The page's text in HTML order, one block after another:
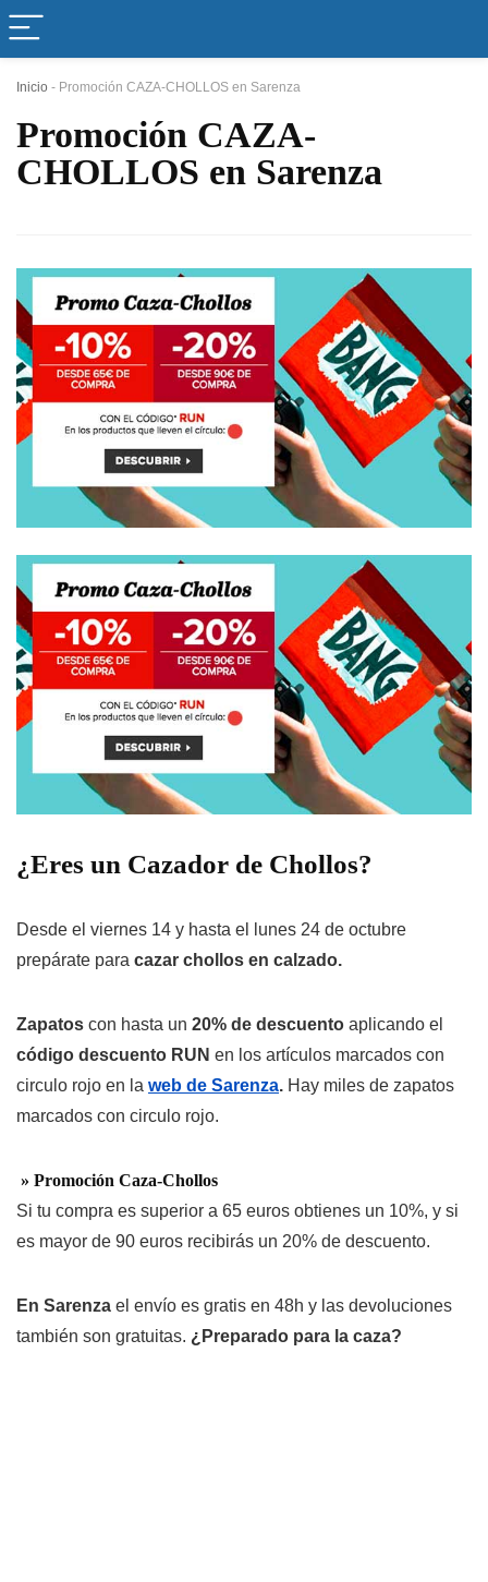
Inicio - Promoción CAZA-CHOLLOS en Sarenza
Promoción CAZA-
CHOLLOS en Sarenza
¿Eres un Cazador de Chollos?
Desde el viernes 14 y hasta el lunes 24 de octubre
prepárate para cazar chollos en calzado.
Zapatos con hasta un 20% de descuento aplicando el
código descuento RUN en los artículos marcados con
circulo rojo en la web de Sarenza. Hay miles de zapatos
marcados con circulo rojo.
» Promoción Caza-Chollos
Si tu compra es superior a 65 euros obtienes un 10%, y si
es mayor de 90 euros recibirás un 20% de descuento.
En Sarenza el envío es gratis en 48h y las devoluciones
también son gratuitas. ¿Preparado para la caza?